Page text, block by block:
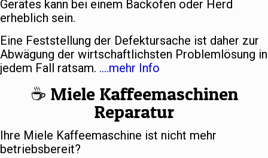
Gerätes kann bei einem Backofen oder Herd
erheblich sein.
Eine Feststellung der Defektursache ist daher zur
Abwägung der wirtschaftlichsten Problemlösung in
jedem Fall ratsam. ….mehr Info
☕️ Miele Kaffeemaschinen
Reparatur
Ihre Miele Kaffeemaschine ist nicht mehr
betriebsbereit?